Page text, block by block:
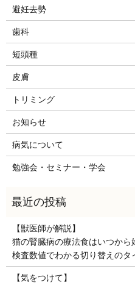
避妊去勢
歯科
短頭種
皮膚
トリミング
お知らせ
病気について
勉強会・セミナー・学会
【獣医師が解説】
猫の腎臓病の療法食はいつから
検査数値でわかる切り替えのタ
【気をつけて】